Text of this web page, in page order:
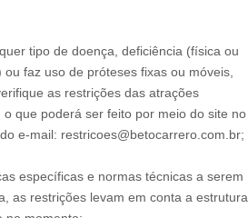
tipo de doença, deficiência (física ou
faz uso de próteses fixas ou móveis,
as restrições das atrações
que poderá ser feito por meio do site no
e-mail: restricoes@betocarrero.com.br;
específicas e normas técnicas a serem
as restrições levam em conta a estrutura